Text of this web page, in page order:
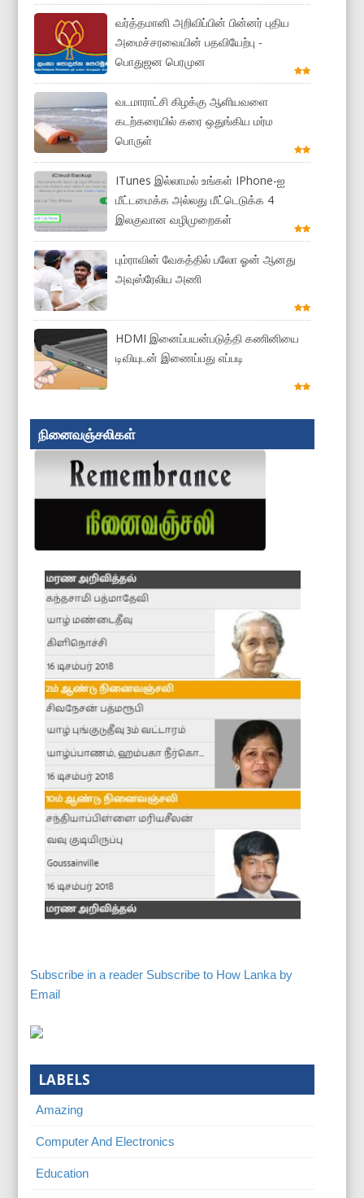
வர்த்தமானி அறிவிப்பின் பின்னர் புதிய
அமைச்சரவையின் பதவியேற்பு -
பொதுஜன பெரமுன
வடமாராட்சி கிழக்கு ஆளியவளை
கடற்கரையில் கரை ஒதுங்கிய மர்ம
பொருள்
ITunes இல்லாமல் உங்கள் IPhone-ஐ
மீட்டமைக்க அல்லது மீட்டெடுக்க 4
இலகுவான வழிமுறைகள்
பும்ராவின் வேகத்தில் பலோ ஓன் ஆனது
அவுஸ்ரேலிய அணி
HDMI இனைப்பயன்படுத்தி கணினியை
டிவியுடன் இணைப்பது எப்படி
நினைவஞ்சலிகள்
Subscribe in a reader Subscribe to How Lanka by
Email
LABELS
Amazing
Computer And Electronics
Education